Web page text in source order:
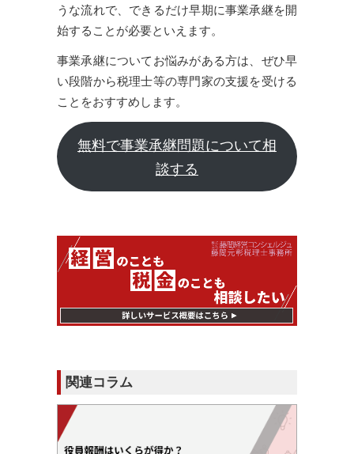
うな流れで、できるだけ早期に事業承継を開
始することが必要といえます。
事業承継についてお悩みがある方は、ぜひ早
い段階から税理士等の専門家の支援を受ける
ことをおすすめします。
無料で事業承継問題について相
談する
関連コラム